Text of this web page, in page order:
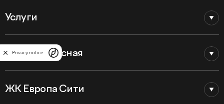
Услуги
ЖК LIFE–Лесная
ЖК Европа Сити
Privacy notice